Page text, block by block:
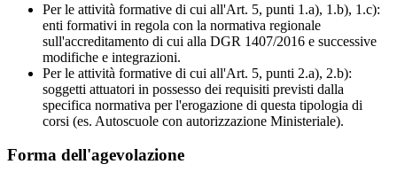
Per le attività formative di cui all'Art. 5, punti 1.a), 1.b), 1.c):
enti formativi in regola con la normativa regionale
sull'accreditamento di cui alla DGR 1407/2016 e successive
modifiche e integrazioni.
Per le attività formative di cui all'Art. 5, punti 2.a), 2.b):
soggetti attuatori in possesso dei requisiti previsti dalla
specifica normativa per l'erogazione di questa tipologia di
corsi (es. Autoscuole con autorizzazione Ministeriale).
Forma dell'agevolazione